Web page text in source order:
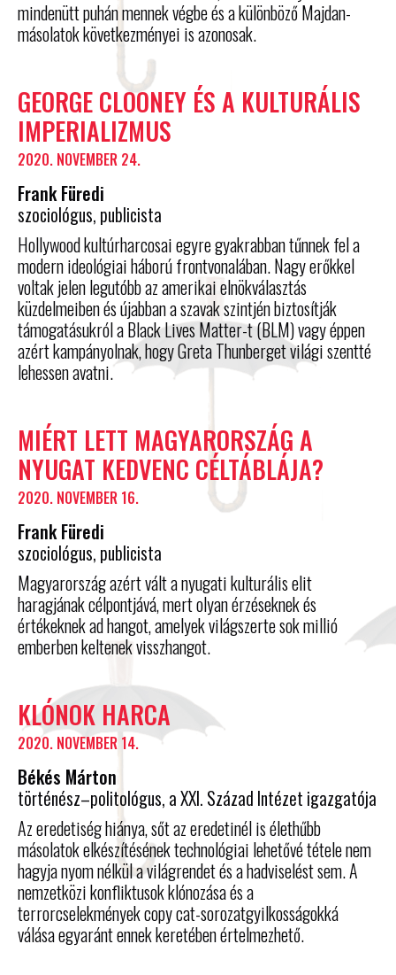
mindenütt puhán mennek végbe és a különböző Majdan-
másolatok következményei is azonosak.
GEORGE CLOONEY ÉS A KULTURÁLIS
IMPERIALIZMUS
2020. NOVEMBER 24.
Frank Füredi
szociológus, publicista
Hollywood kultúrharcosai egyre gyakrabban tűnnek fel a
modern ideológiai háború frontvonalában. Nagy erőkkel
voltak jelen legutóbb az amerikai elnökválasztás
küzdelmeiben és újabban a szavak szintjén biztosítják
támogatásukról a Black Lives Matter-t (BLM) vagy éppen
azért kampányolnak, hogy Greta Thunberget világi szentté
lehessen avatni.
MIÉRT LETT MAGYARORSZÁG A
NYUGAT KEDVENC CÉLTÁBLÁJA?
2020. NOVEMBER 16.
Frank Füredi
szociológus, publicista
Magyarország azért vált a nyugati kulturális elit
haragjának célpontjává, mert olyan érzéseknek és
értékeknek ad hangot, amelyek világszerte sok millió
emberben keltenek visszhangot.
KLÓNOK HARCA
2020. NOVEMBER 14.
Békés Márton
történész–politológus, a XXI. Század Intézet igazgatója
Az eredetiség hiánya, sőt az eredetinél is élethűbb
másolatok elkészítésének technológiai lehetővé tétele nem
hagyja nyom nélkül a világrendet és a hadviselést sem. A
nemzetközi konfliktusok klónozása és a
terrorcselekmények copy cat-sorozatgyilkosságokká
válása egyaránt ennek keretében értelmezhető.